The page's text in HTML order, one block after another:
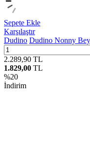
Sepete Ekle
Karşılaştır
Dudino Dudino Nonny
2.289,90 TL
1.829,00 TL
%20
İndirim